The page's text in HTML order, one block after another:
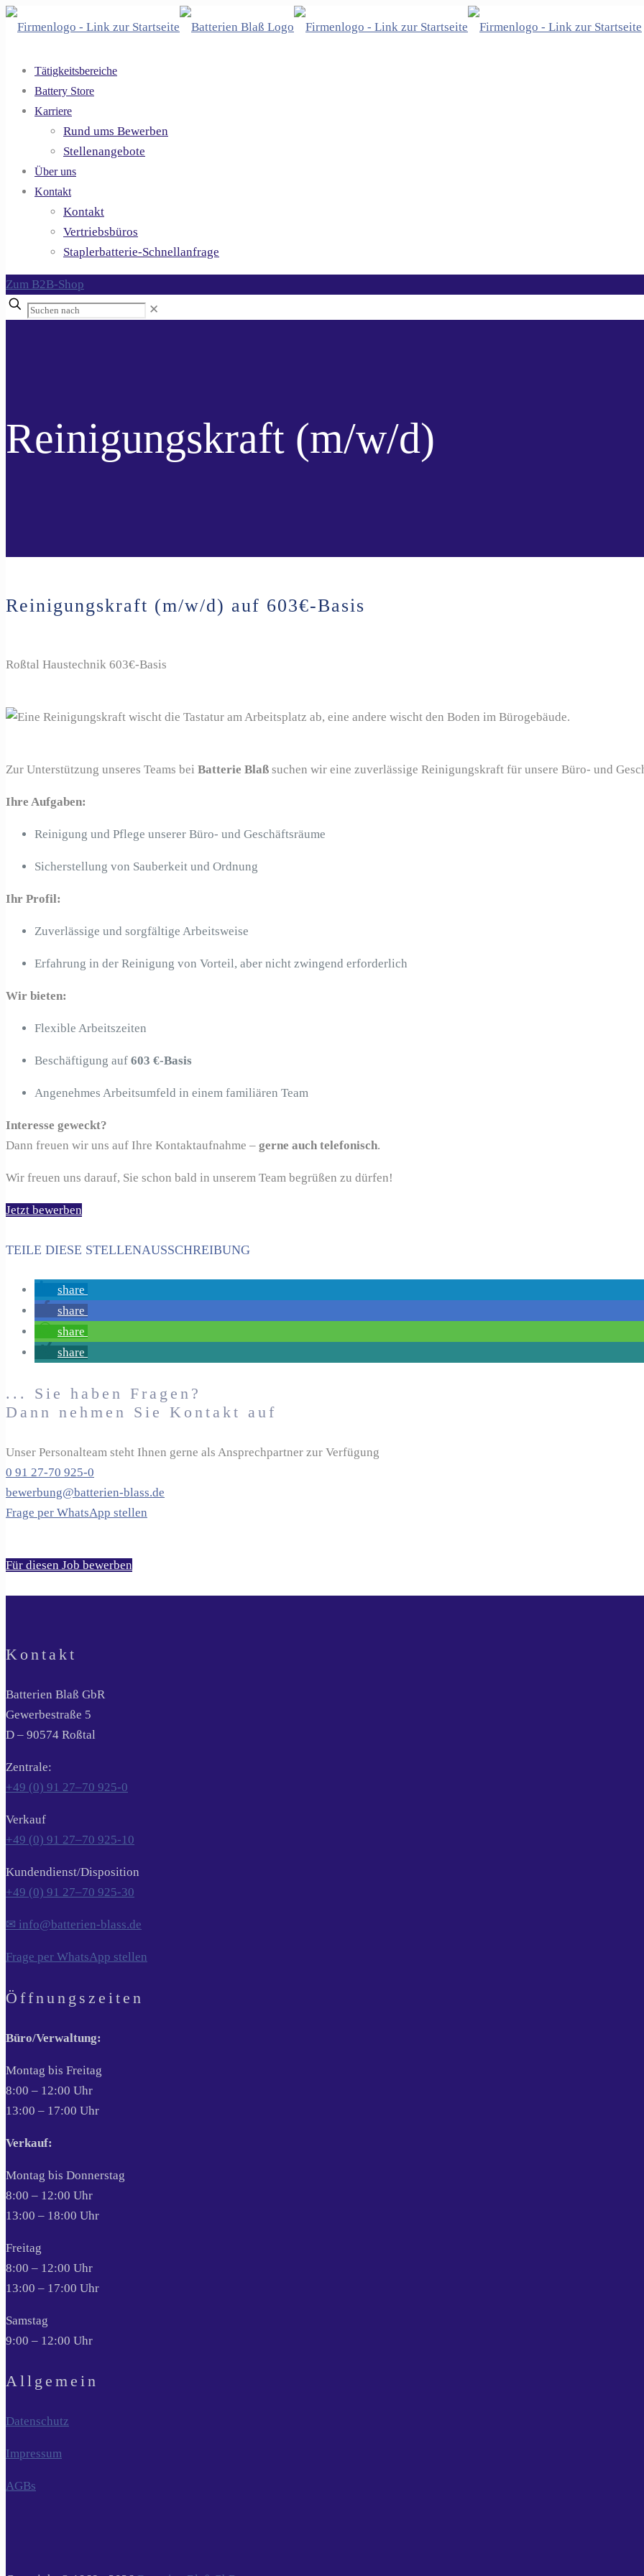
Tätigkeitsbereiche
Battery Store
Karriere
Rund ums Bewerben
Stellenangebote
Über uns
Kontakt
Kontakt
Vertriebsbüros
Staplerbatterie-Schnellanfrage
Zum B2B-Shop
Suchen
nach
✕
Reinigungskraft (m/w/d)
Reinigungskraft (m/w/d) auf 603€-Basis
Roßtal Haustechnik 603€-Basis
Zur Unterstützung unseres Teams bei Batterie Blaß suchen wir eine zuverlässige Reinigungskraft für unsere Büro- und
Ihre Aufgaben:
Reinigung und Pflege unserer Büro- und Geschäftsräume
Sicherstellung von Sauberkeit und Ordnung
Ihr Profil:
Zuverlässige und sorgfältige Arbeitsweise
Erfahrung in der Reinigung von Vorteil, aber nicht zwingend erforderlich
Wir bieten:
Flexible Arbeitszeiten
Beschäftigung auf 603 €-Basis
Angenehmes Arbeitsumfeld in einem familiären Team
Interesse geweckt?
Dann freuen wir uns auf Ihre Kontaktaufnahme – gerne auch telefonisch.
Wir freuen uns darauf, Sie schon bald in unserem Team begrüßen zu dürfen!
Jetzt bewerben
TEILE DIESE STELLENAUSSCHREIBUNG
share
share
share
share
... Sie haben Fragen?
Dann nehmen Sie Kontakt auf
Unser Personalteam steht Ihnen gerne als Ansprechpartner zur Verfügung
0 91 27-70 925-0
bewerbung@batterien-blass.de
Frage per WhatsApp stellen
Für diesen Job bewerben
Kontakt
Batterien Blaß GbR
Gewerbestraße 5
D – 90574 Roßtal
Zentrale:
+49 (0) 91 27–70 925-0
Verkauf
+49 (0) 91 27–70 925-10
Kundendienst/Disposition
+49 (0) 91 27–70 925-30
✉ info@batterien-blass.de
Frage per WhatsApp stellen
Öffnungszeiten
Büro/Verwaltung:
Montag bis Freitag
8:00 – 12:00 Uhr
13:00 – 17:00 Uhr
Verkauf:
Montag bis Donnerstag
8:00 – 12:00 Uhr
13:00 – 18:00 Uhr
Freitag
8:00 – 12:00 Uhr
13:00 – 17:00 Uhr
Samstag
9:00 – 12:00 Uhr
Allgemein
Datenschutz
Impressum
AGBs